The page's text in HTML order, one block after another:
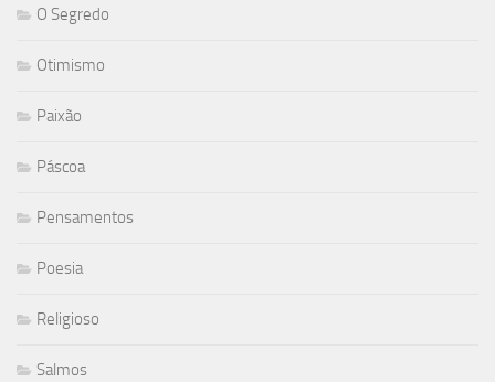
O Segredo
Otimismo
Paixão
Páscoa
Pensamentos
Poesia
Religioso
Salmos